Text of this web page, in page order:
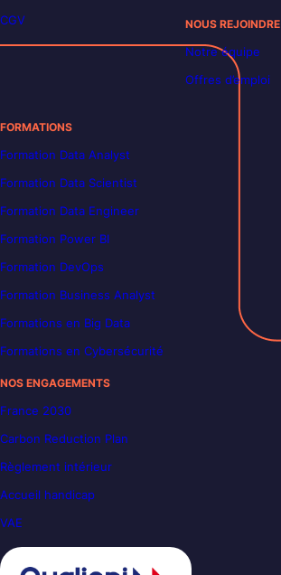
CGV
NOUS REJOINDRE
Notre équipe
Offres d’emploi
FORMATIONS
Formation Data Analyst
Formation Data Scientist
Formation Data Engineer
Formation Power BI
Formation DevOps
Formation Business Analyst
Formations en Big Data
Formations en Cybersécurité
NOS ENGAGEMENTS
France 2030
Carbon Reduction Plan
Règlement intérieur
Accueil handicap
VAE